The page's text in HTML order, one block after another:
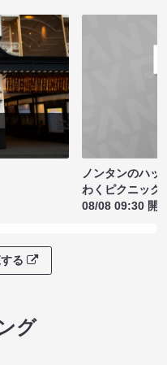
ノンタンのハッ
わくピクニック
08/08 09:30 開
る
グ